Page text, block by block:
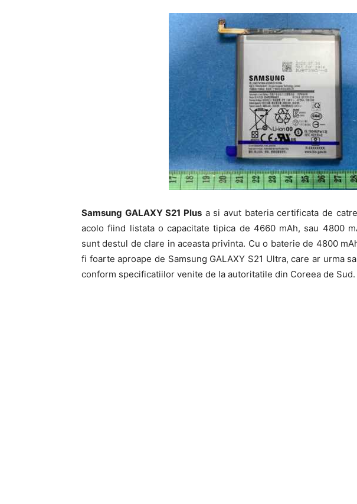
Samsung GALAXY S21 Plus a si avut bateria certificata de
acolo fiind listata o capacitate tipica de 4660 mAh, sau 4800
sunt destul de clare in aceasta privinta. Cu o baterie de 4800
fi foarte aproape de Samsung GALAXY S21 Ultra, care ar urma
conform specificatiilor venite de la autoritatile din Coreea de Sud.